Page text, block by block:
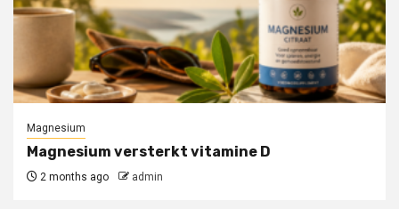
Magnesium
Magnesium versterkt vitamine D
2 months ago admin